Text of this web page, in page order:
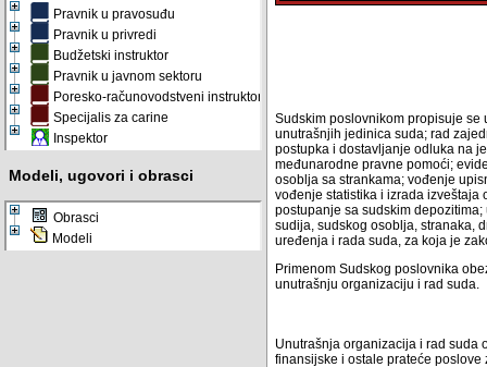
Pravnik u pravosuđu
Pravnik u privredi
Budžetski instruktor
Pravnik u javnom sektoru
Poresko-računovodstveni instruktor
Specijalis za carine
Inspektor
Modeli, ugovori i obrasci
Obrasci
Modeli
Sudskim poslovnikom propisuje
unutrašnjih jedinica suda; rad
postupka i dostavljanje odluka na
međunarodne pravne pomoći;
osoblja sa strankama; vođenje
vođenje statistika i izrada izveštaja
postupanje sa sudskim
sudija, sudskog osoblja, stranaka,
uređenja i rada suda, za koja je
Primenom Sudskog poslovnika
unutrašnju organizaciju i rad suda.
Unutrašnja organizacija i rad suda
finansijske i ostale prateće poslove